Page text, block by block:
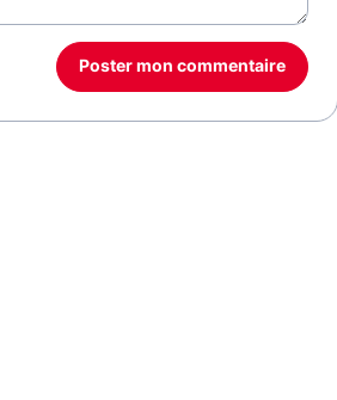
Poster mon commentaire